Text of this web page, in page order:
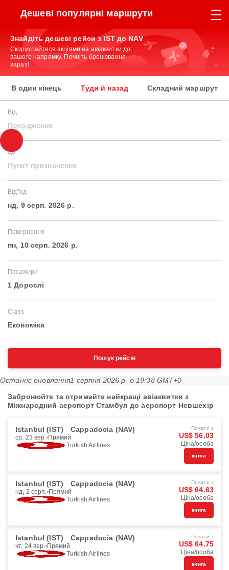
Дешеві популярні маршрути
Знайдіть дешеві рейси з IST до NAV
Скористайтеся акціями на авіаквитки до
вашого напрямку. Почніть бронювання
зараз!
В один кінець Туди й назад Складний маршрут
Від
Походження
До
Пункт призначення
Від'їзд
нд, 9 серп. 2026 р.
Повернення
пн, 10 серп. 2026 р.
Пасажири
1 Дорослі
Class
Економіка
Пошук рейсів
Останнє оновлення1 серпня 2026 р. о 19:38 GMT+0
Забронюйте та отримайте найкращі авіаквитки з
Міжнародний аеропорт Стамбул до аеропорт Невшехір
Istanbul (IST) Cappadocia (NAV)
ср, 23 вер. Прямий
Turkish Airlines
Почати з
US$ 56.03
Ціна/особа
книга
Istanbul (IST) Cappadocia (NAV)
нд, 2 серп. Прямий
Turkish Airlines
Почати з
US$ 64.63
Ціна/особа
книга
Istanbul (IST) Cappadocia (NAV)
чт, 24 вер. Прямий
Turkish Airlines
Почати з
US$ 64.75
Ціна/особа
книга